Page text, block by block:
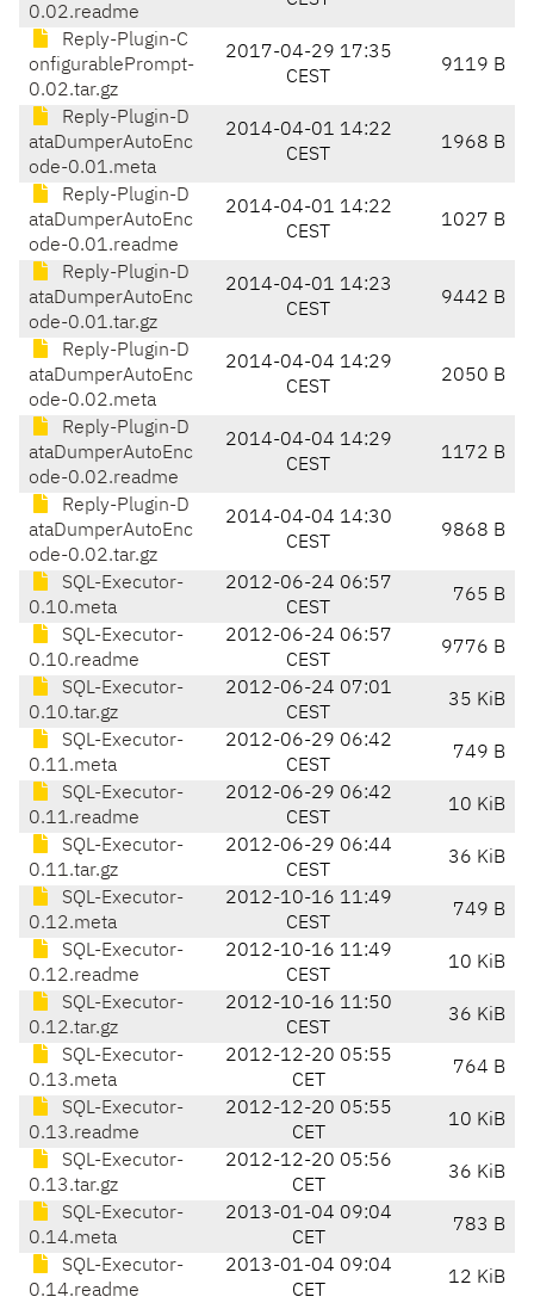
0.02.readme
Reply-Plugin-C
onfigurablePrompt-
0.02.tar.gz
2017-04-29 17:35
CEST
9119 B
Reply-Plugin-D
ataDumperAutoEnc
ode-0.01.meta
2014-04-01 14:22
CEST
1968 B
Reply-Plugin-D
ataDumperAutoEnc
ode-0.01.readme
2014-04-01 14:22
CEST
1027 B
Reply-Plugin-D
ataDumperAutoEnc
ode-0.01.tar.gz
2014-04-01 14:23
CEST
9442 B
Reply-Plugin-D
ataDumperAutoEnc
ode-0.02.meta
2014-04-04 14:29
CEST
2050 B
Reply-Plugin-D
ataDumperAutoEnc
ode-0.02.readme
2014-04-04 14:29
CEST
1172 B
Reply-Plugin-D
ataDumperAutoEnc
ode-0.02.tar.gz
2014-04-04 14:30
CEST
9868 B
SQL-Executor-
0.10.meta
2012-06-24 06:57
CEST
765 B
SQL-Executor-
0.10.readme
2012-06-24 06:57
CEST
9776 B
SQL-Executor-
0.10.tar.gz
2012-06-24 07:01
CEST
35 KiB
SQL-Executor-
0.11.meta
2012-06-29 06:42
CEST
749 B
SQL-Executor-
0.11.readme
2012-06-29 06:42
CEST
10 KiB
SQL-Executor-
0.11.tar.gz
2012-06-29 06:44
CEST
36 KiB
SQL-Executor-
0.12.meta
2012-10-16 11:49
CEST
749 B
SQL-Executor-
0.12.readme
2012-10-16 11:49
CEST
10 KiB
SQL-Executor-
0.12.tar.gz
2012-10-16 11:50
CEST
36 KiB
SQL-Executor-
0.13.meta
2012-12-20 05:55
CET
764 B
SQL-Executor-
0.13.readme
2012-12-20 05:55
CET
10 KiB
SQL-Executor-
0.13.tar.gz
2012-12-20 05:56
CET
36 KiB
SQL-Executor-
0.14.meta
2013-01-04 09:04
CET
783 B
SQL-Executor-
0.14.readme
2013-01-04 09:04
CET
12 KiB